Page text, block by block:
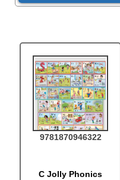
9781870946322
C Jolly Phonics